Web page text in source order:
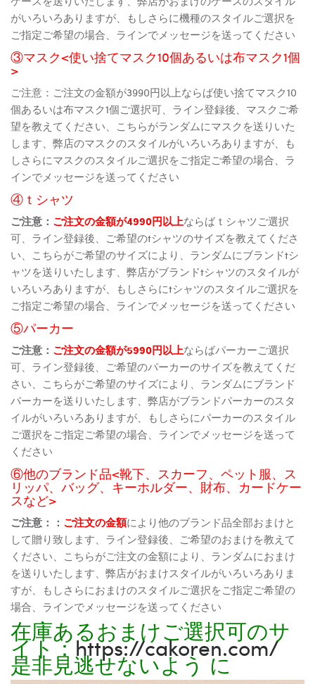
がいろいろありますが、もしさらに機種のスタイルご選択を
ご指定ご希望の場合、ラインでメッセージを送ってください
③マスク<使い捨てマスク10個あるいは布マスク1個
>
ご注意：ご注文の金額が3990円以上ならば使い捨てマスク10
個あるいは布マスク1個ご選択可、ライン登録後、マスクご希
望を教えてください、こちらがランダムにマスクを送りいた
します、弊店のマスクのスタイルがいろいろありますが、も
しさらにマスクのスタイルご選択をご指定ご希望の場合、ラ
インでメッセージを送ってください
④ｔシャツ
ご注意： ご注文の金額が4990円以上ならばｔシャツご選択
可、ライン登録後、ご希望のtシャツのサイズを教えてくださ
い、こちらがご希望のサイズにより、ランダムにブランドtシ
ャツを送りいたします、弊店がブランドtシャツのスタイルが
いろいろありますが、もしさらにtシャツのスタイルご選択を
ご指定ご希望の場合、ラインでメッセージを送ってください
⑤パーカー
ご注意： ご注文の金額が5990円以上ならばパーカーご選択
可、ライン登録後、ご希望のパーカーのサイズを教えてくだ
さい、こちらがご希望のサイズにより、ランダムにブランド
パーカーを送りいたします、弊店がブランドパーカーのスタ
イルがいろいろありますが、もしさらにパーカーのスタイル
ご選択をご指定ご希望の場合、ラインでメッセージを送って
ください
⑥他のブランド品<靴下、スカーフ、ペット服、ス
リッパ、バッグ、キーホルダー、財布、カードケー
スなど>
ご注意：： ご注文の金額により他のブランド品全部おまけと
して贈り致します、ライン登録後、ご希望のおまけを教えて
ください、こちらがご注文の金額により、ランダムにおまけ
を送りいたします、弊店がおまけスタイルがいろいろありま
すが、もしさらにおまけのスタイルご選択をご指定ご希望の
場合、ラインでメッセージを送ってください
在庫あるおまけご選択可のサ
イト：https://cakoren.com/
是非見逃せないよう に